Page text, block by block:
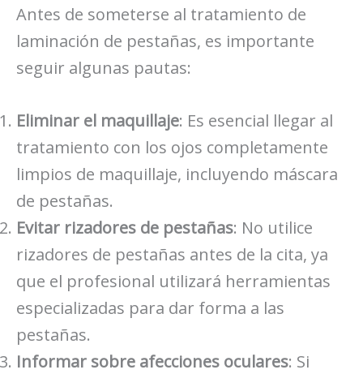
Antes de someterse al tratamiento de
laminación de pestañas, es importante
seguir algunas pautas:
Eliminar el maquillaje: Es esencial llegar al
tratamiento con los ojos completamente
limpios de maquillaje, incluyendo máscara
de pestañas.
Evitar rizadores de pestañas: No utilice
rizadores de pestañas antes de la cita, ya
que el profesional utilizará herramientas
especializadas para dar forma a las
pestañas.
Informar sobre afecciones oculares: Si